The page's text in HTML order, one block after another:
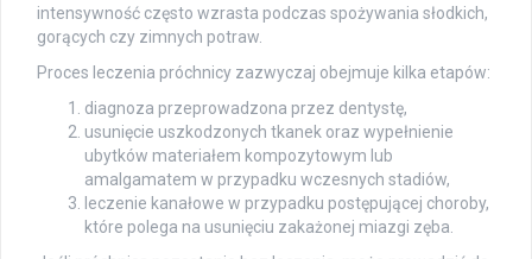
intensywność często wzrasta podczas spożywania słodkich,
gorących czy zimnych potraw.
Proces leczenia próchnicy zazwyczaj obejmuje kilka etapów:
diagnoza przeprowadzona przez dentystę,
usunięcie uszkodzonych tkanek oraz wypełnienie
ubytków materiałem kompozytowym lub
amalgamatem w przypadku wczesnych stadiów,
leczenie kanałowe w przypadku postępującej choroby,
które polega na usunięciu zakażonej miazgi zęba.